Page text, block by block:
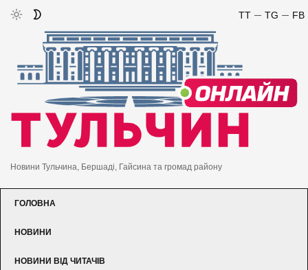
FB
TG
TT
Новини Тульчина, Бершаді, Гайсина та громад району
ГОЛОВНА
НОВИНИ
НОВИНИ ВІД ЧИТАЧІВ